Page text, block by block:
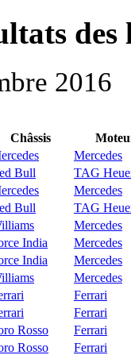
des
2016
Châssis
Mercedes
Bull
TAG
Mercedes
Bull
TAG
Mercedes
India
Mercedes
India
Mercedes
Mercedes
Ferrari
Ferrari
Rosso
Ferrari
Rosso
Ferrari